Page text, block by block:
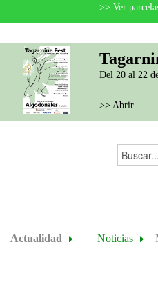
>> Ver
Del 20 al 22
>> Abrir
Buscar...
AYUNTAMIENTO
Actualidad Noticias